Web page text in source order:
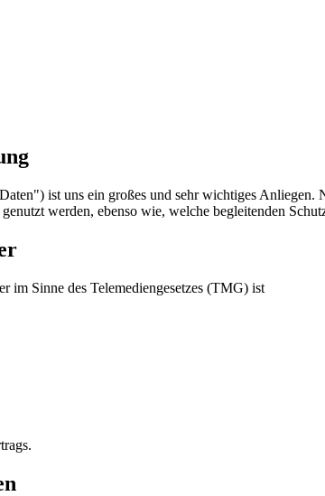
ist uns ein großes und sehr wichtiges
werden, ebenso wie, welche begleitenden
im Sinne des Telemediengesetzes (TMG) ist